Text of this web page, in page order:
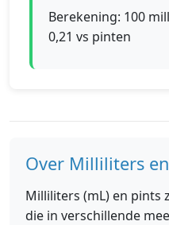
Berekening: 100
0,21 vs pinten
Over Milliliters
Milliliters (mL) en pints
die in verschillende